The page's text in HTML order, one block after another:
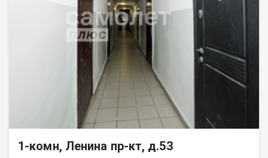
1-комн, Ленина пр-кт, д.53